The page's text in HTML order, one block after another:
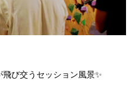
び交うセッション風景✨